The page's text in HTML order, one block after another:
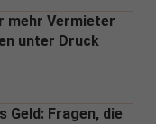
mehr Vermieter
unter Druck
Geld: Fragen, die